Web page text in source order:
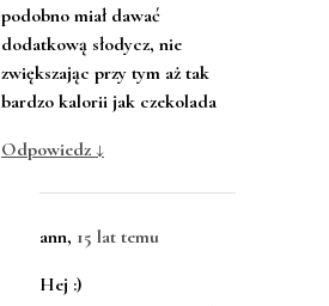
podobno miał dawać
dodatkową słodycz, nie
zwiększając przy tym aż tak
bardzo kalorii jak czekolada
Odpowiedz ↓
ann, 15 lat temu
Hej :)